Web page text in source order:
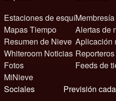
Estaciones de esquí
Mapas Tiempo
Resumen de Nieve
Whiteroom Noticias
Fotos
MiNieve
Membresía
Alertas de
Aplicación
Feeds de
Sociales
Previsión